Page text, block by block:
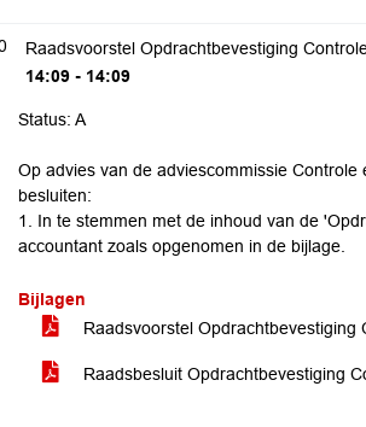
Raadsvoorstel Opdrachtbevestiging
14:09 - 14:09
Status: A
Op advies van de adviescommissie
besluiten:
1. In te stemmen met de inhoud van de
accountant zoals opgenomen in de bijlage.
Bijlagen
Raadsvoorstel
Raadsbesluit Opdrachtbevestiging